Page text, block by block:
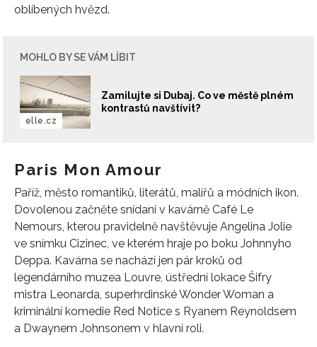
oblíbených hvězd.
MOHLO BY SE VÁM LÍBIT
Zamilujte si Dubaj. Co ve městě plném
kontrastů navštívit?
elle.cz
Paris Mon Amour
Paříž, město romantiků, literátů, malířů a módních ikon.
Dovolenou začněte snídaní v kavárně Café Le
Nemours, kterou pravidelně navštěvuje Angelina Jolie
ve snímku Cizinec, ve kterém hraje po boku Johnnyho
Deppa. Kavárna se nachází jen pár kroků od
legendárního muzea Louvre, ústřední lokace Šifry
mistra Leonarda, superhrdinské Wonder Woman a
kriminální komedie Red Notice s Ryanem Reynoldsem
a Dwaynem Johnsonem v hlavní roli.